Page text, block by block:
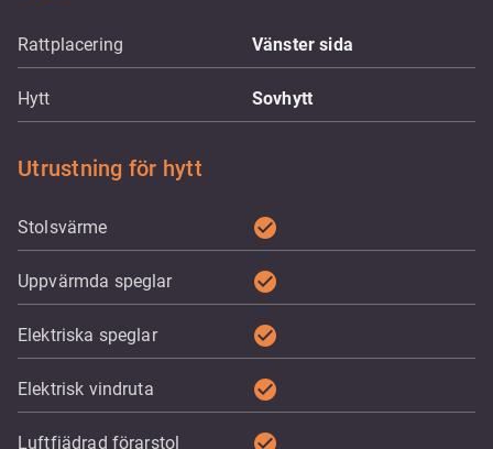
Rattplacering Vänster sida
Hytt Sovhytt
Utrustning för hytt
Stolsvärme check_circle
Uppvärmda speglar check_circle
Elektriska speglar check_circle
Elektrisk vindruta check_circle
Luftfjädrad förarstol check_circle